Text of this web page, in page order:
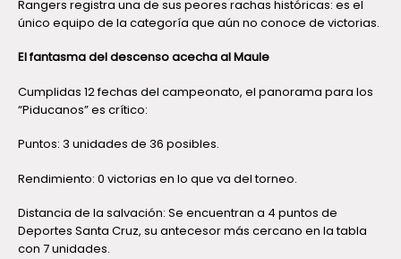
Rangers registra una de sus peores rachas históricas: es el
único equipo de la categoría que aún no conoce de victorias.
El fantasma del descenso acecha al Maule
Cumplidas 12 fechas del campeonato, el panorama para los
“Piducanos” es crítico:
Puntos: 3 unidades de 36 posibles.
Rendimiento: 0 victorias en lo que va del torneo.
Distancia de la salvación: Se encuentran a 4 puntos de
Deportes Santa Cruz, su antecesor más cercano en la tabla
con 7 unidades.